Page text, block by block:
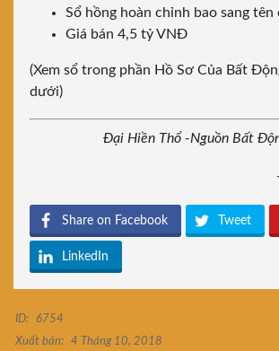
Sổ hồng hoàn chỉnh bao sang tên
Giá bán 4,5 tỷ VNĐ
(Xem sổ trong phần Hồ Sơ Của Bất
dưới)
Đại Hiền Thổ -Nguồn Bất
Share on Facebook Tweet
LinkedIn
ID:
6754
Xuất bản:
4 Tháng 10, 2018